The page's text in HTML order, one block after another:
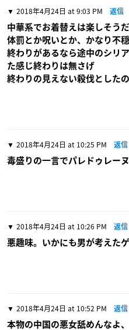
2018年4月24日 at 9:03 PM 返信
中華系でお着替えは楽しそう
体罰とか呪いとか、かなり不
終わりがあるなら途中のシリ
た感じ終わりは無さげ
終わりの見えない殺伐とした
2018年4月24日 at 10:25 PM 返信
毒盛りの一言でパレドゥレー
2018年4月24日 at 10:26 PM 返信
悪趣味。いかにも男が考えたゲ
2018年4月24日 at 10:52 PM 返信
本物の中国の悪女舐めんなよ